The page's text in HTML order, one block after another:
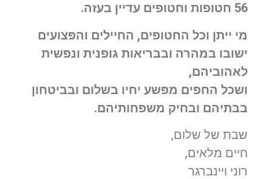
56 חטופות וחטופים עדיין בעזה.
מי ייתן וכל החטופים, החיילים והפצועים
ישובו במהרה ובבריאות גופנית ונפשית
לאהוביהם,
ושכל החפים מפשע יחיו בשלום ובביטחון
בבתיהם ובחיק משפחותיהם.
שבת של שלום,
חיים מלאים,
רוני ויינברגר